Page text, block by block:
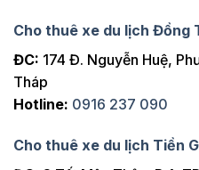
Cho thuê xe du lịch Đồng
ĐC: 174 Đ. Nguyễn Huệ,
Tháp
Hotline: 0916 237 090
Cho thuê xe du lịch Tiền